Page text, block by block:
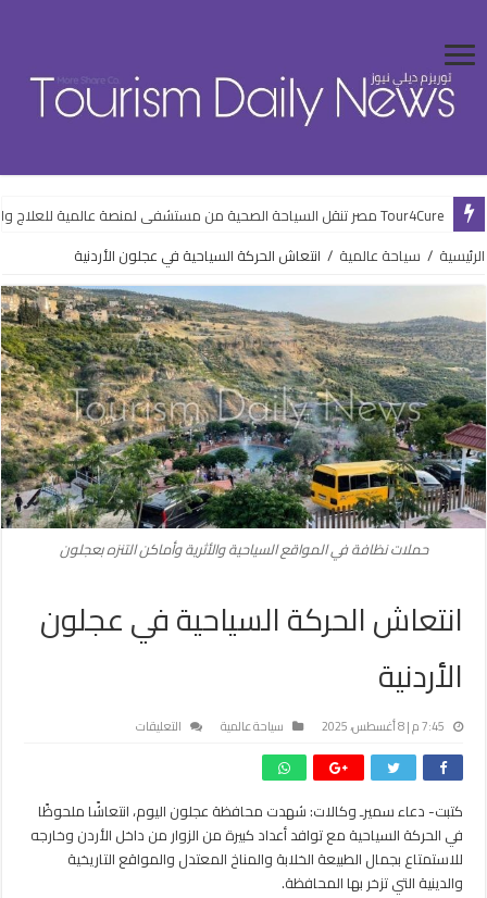
Tour4Cure مصر تنقل السياحة الصحية من مستشفى لمنصة عالمية للعلاج والضيافة
الرئيسية / سياحة عالمية / انتعاش الحركة السياحية في عجلون الأردنية
حملات نظافة في المواقع السياحية والأثرية وأماكن التنزه بعجلون
انتعاش الحركة السياحية في عجلون
الأردنية
7:45 م | 8 أغسطس، 2025 سياحة عالمية التعليقات
في
عجلون
الأردنية
كتبت- دعاء سميرـ وكالات: شهدت محافظة عجلون اليوم، انتعاشًا ملحوظًا
في الحركة السياحية مع توافد أعداد كبيرة من الزوار من داخل الأردن وخارجه
للاستمتاع بجمال الطبيعة الخلابة والمناخ المعتدل والمواقع التاريخية
والدينية التي تزخر بها المحافظة.